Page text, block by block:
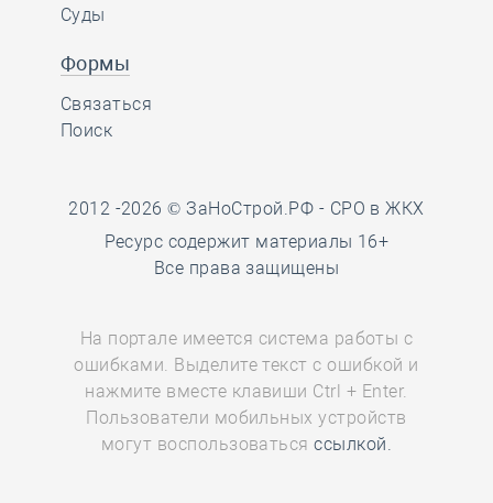
Суды
Формы
Связаться
Поиск
2012 -2026 © ЗаНоСтрой.РФ - СРО в ЖКХ
Ресурс содержит материалы 16+
Все права защищены
На портале имеется система работы с
ошибками. Выделите текст с ошибкой и
нажмите вместе клавиши Ctrl + Enter.
Пользователи мобильных устройств
могут воспользоватьсяссылкой.